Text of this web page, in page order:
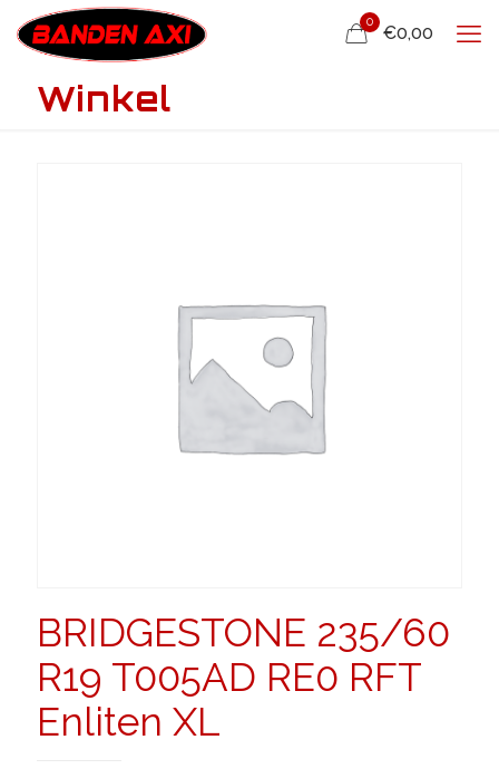
0
€0,00
Winkel
BRIDGESTONE 235/60
R19 T005AD RE0 RFT
Enliten XL